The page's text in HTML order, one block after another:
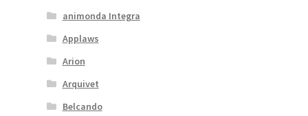
animonda Integra
Applaws
Arion
Arquivet
Belcando